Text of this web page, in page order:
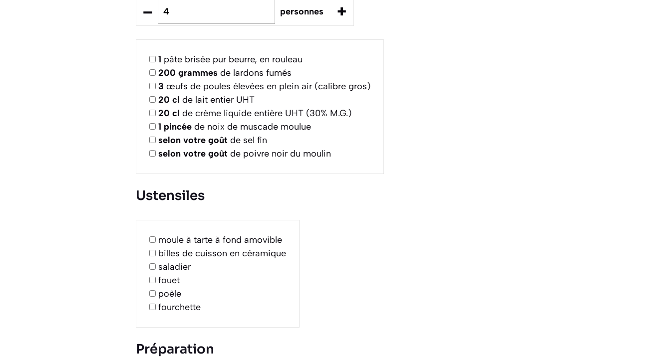
– personnes +
1 pâte brisée pur beurre, en rouleau
200 grammes de lardons fumés
3 œufs de poules élevées en plein air (calibre gros)
20 cl de lait entier UHT
20 cl de crème liquide entière UHT (30% M.G.)
1 pincée de noix de muscade moulue
selon votre goût de sel fin
selon votre goût de poivre noir du moulin
Ustensiles
moule à tarte à fond amovible
billes de cuisson en céramique
saladier
fouet
poêle
fourchette
Préparation